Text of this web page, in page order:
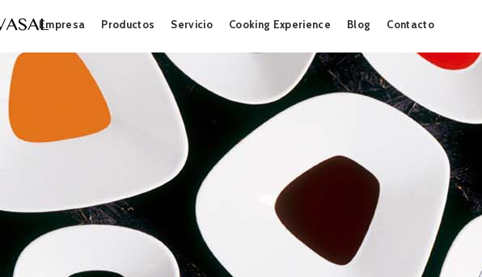
to
Empresa Productos Servicio Cooking Experience Blog Contacto